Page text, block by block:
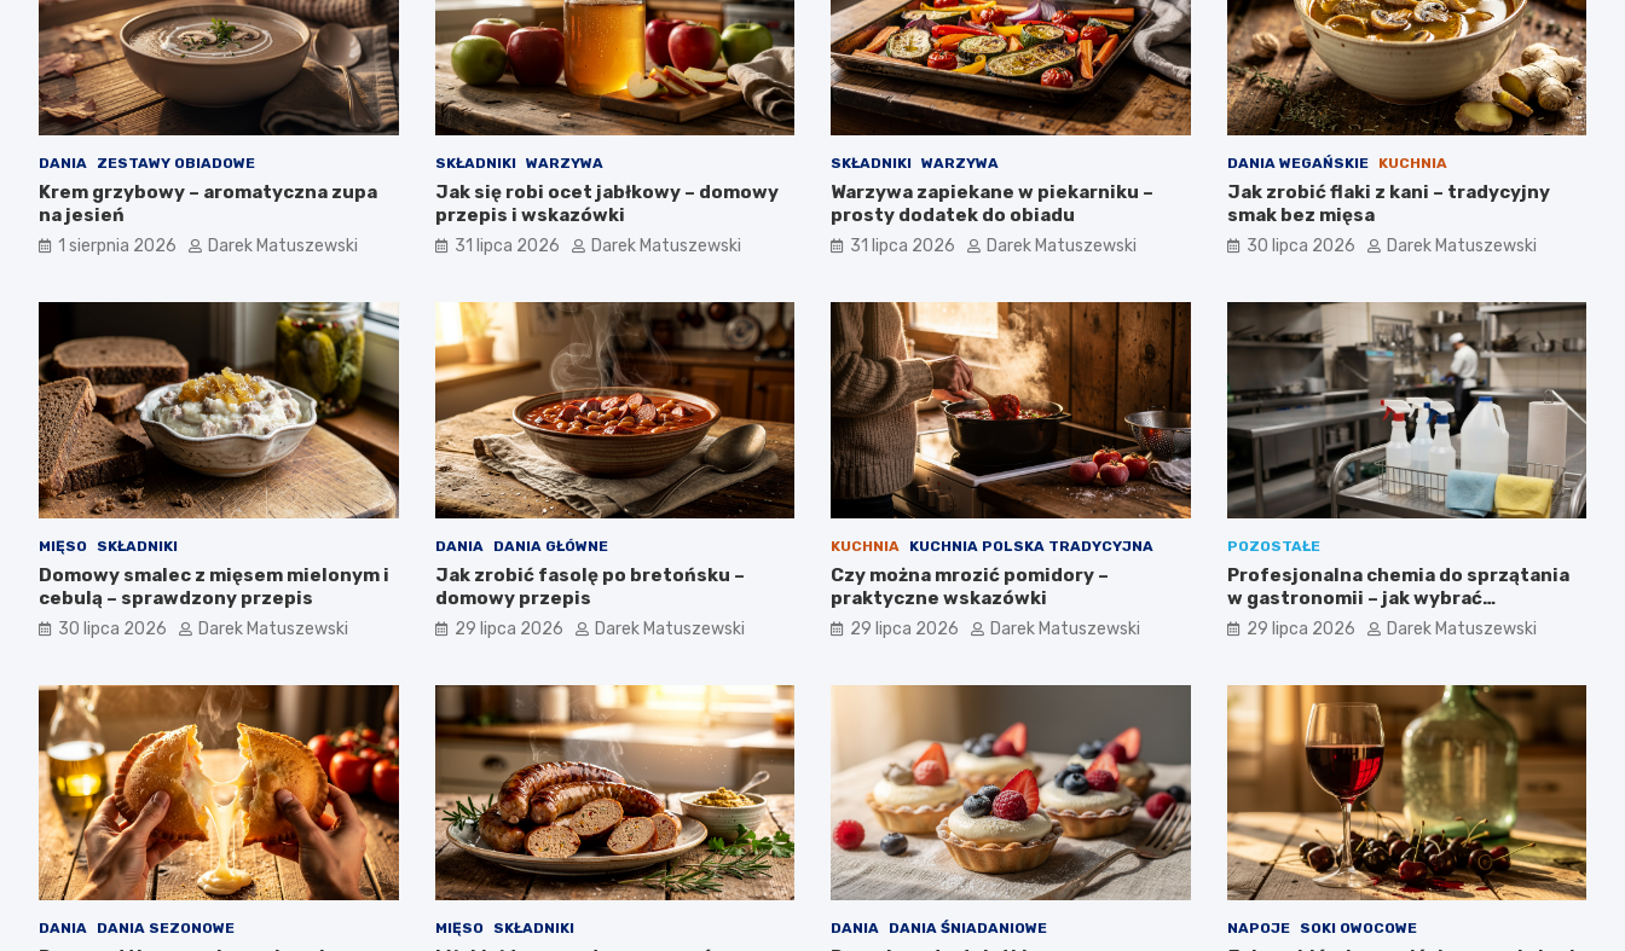
DANIA ZESTAWY OBIADOWE
Krem grzybowy – aromatyczna zupa
na jesień
1 sierpnia 2026 Darek Matuszewski
SKŁADNIKI WARZYWA
Jak się robi ocet jabłkowy – domowy
przepis i wskazówki
31 lipca 2026 Darek Matuszewski
SKŁADNIKI WARZYWA
Warzywa zapiekane w piekarniku –
prosty dodatek do obiadu
31 lipca 2026 Darek Matuszewski
DANIA WEGAŃSKIE KUCHNIA
Jak zrobić flaki z kani – tradycyjny
smak bez mięsa
30 lipca 2026 Darek Matuszewski
MIĘSO SKŁADNIKI
Domowy smalec z mięsem mielonym i
cebulą – sprawdzony przepis
30 lipca 2026 Darek Matuszewski
DANIA DANIA GŁÓWNE
Jak zrobić fasolę po bretońsku –
domowy przepis
29 lipca 2026 Darek Matuszewski
KUCHNIA KUCHNIA POLSKA TRADYCYJNA
Czy można mrozić pomidory –
praktyczne wskazówki
29 lipca 2026 Darek Matuszewski
POZOSTAŁE
Profesjonalna chemia do sprzątania
w gastronomii – jak wybrać
odpowiednie produkty i nie
przepłacić?
29 lipca 2026 Darek Matuszewski
DANIA DANIA SEZONOWE MIĘSO SKŁADNIKI DANIA DANIA ŚNIADANIOWE NAPOJE SOKI OWOCOWE